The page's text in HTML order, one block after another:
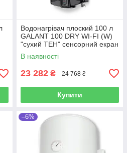
Водонагрівач плоский 100 л
GALANT 100 DRY WI-FI (W)
"сухий ТЕН" сенсорний екран
7років гарантія Eldom
В наявності
23 282 ₴ 24 768 ₴
Купити
–6%